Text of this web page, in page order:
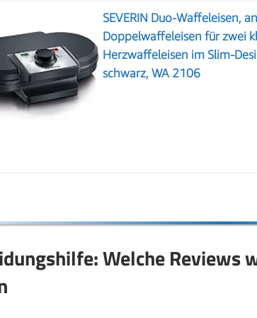
SEVERIN Duo-Waffeleisen,
Doppelwaffeleisen für zwei
Herzwaffeleisen im Slim-
schwarz, WA 2106
Welche Reviews